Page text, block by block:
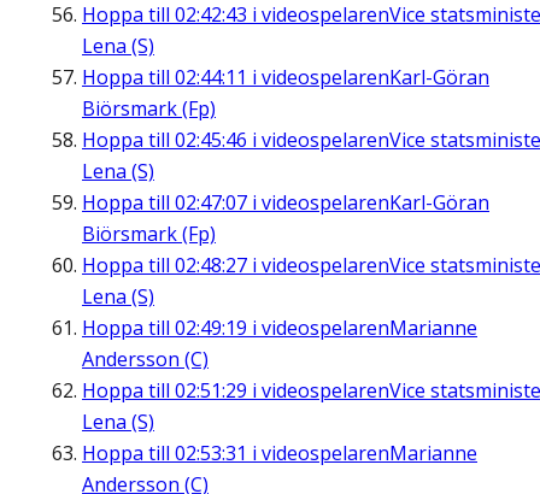
Hoppa till 02:42:43 i videospelarenVice
Lena (S)
Hoppa till 02:44:11 i videospelarenKarl-Göran
Biörsmark (Fp)
Hoppa till 02:45:46 i videospelarenVice
Lena (S)
Hoppa till 02:47:07 i videospelarenKarl-Göran
Biörsmark (Fp)
Hoppa till 02:48:27 i videospelarenVice
Lena (S)
Hoppa till 02:49:19 i videospelarenMarianne
Andersson (C)
Hoppa till 02:51:29 i videospelarenVice
Lena (S)
Hoppa till 02:53:31 i videospelarenMarianne
Andersson (C)